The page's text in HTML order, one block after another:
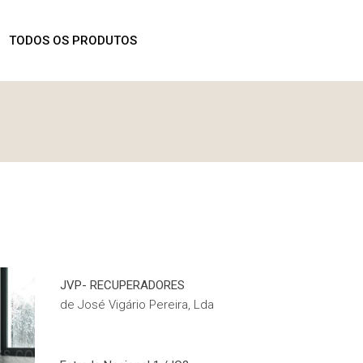
TODOS OS PRODUTOS
JVP- RECUPERADORES
de José Vigário Pereira, Lda